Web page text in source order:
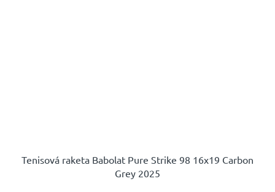
Tenisová raketa Babolat Pure Strike 98 16x19 Carbon
Grey 2025